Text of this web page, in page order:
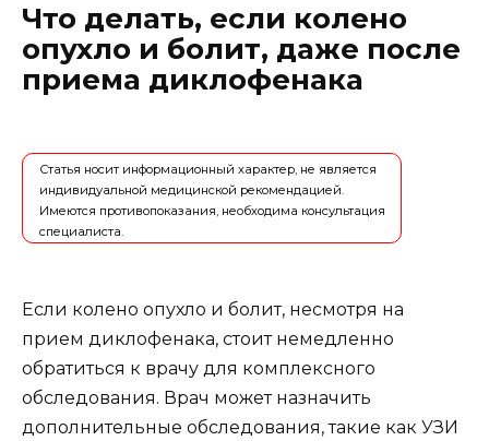
Что делать, если колено
опухло и болит, даже после
приема диклофенака
Статья носит информационный характер, не является
индивидуальной медицинской рекомендацией.
Имеются противопоказания, необходима консультация
специалиста.
Если колено опухло и болит, несмотря на
прием диклофенака, стоит немедленно
обратиться к врачу для комплексного
обследования. Врач может назначить
дополнительные обследования, такие как УЗИ